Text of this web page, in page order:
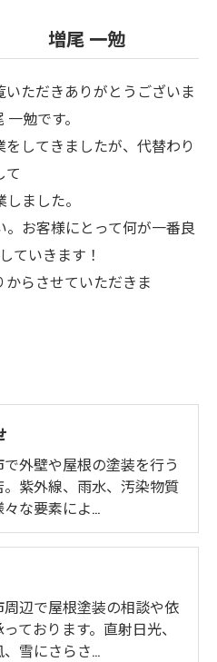
勉
ただきありがとうございま
尾 一勉です。
してきましたが、代替わり
して
開業しました。
お客様にとって何が一番良
をしていきます！
からさせていただきま
。
で外壁や屋根の塗装を行う
。紫外線、雨水、汚染物質
々な要素によ…
周辺で屋根塗装の相談や依
ております。直射日光、
、雪にさらさ…